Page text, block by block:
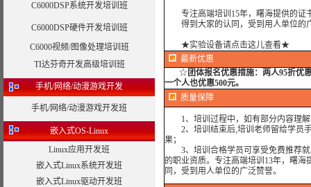
C6000DSP系统开发培训班
C6000DSP硬件开发培训班
C6000视频/图像处理培训班
TI达芬奇开发高级培训班
手机/网络/动漫游戏开发
手机/网络/动漫游戏开发班
嵌入式OS-Linux
Linux应用开发班
嵌入式Linux系统开发班
嵌入式Linux驱动开发班
专注高端培训15年，曙海提供的证
得到大家的认同，受到用人单位的
★实验设备请点击这儿查看★
最新优惠
☆ 团体报名优惠措施： 两人95折优
一个人也优惠500元。
质量保障
1、培训过程中，如有部分内容理解
2、培训结束后,培训老师留给学员手
果；
3、培训合格学员可享受免费推荐就
的职业资质。专注高端培训13年，曙
同，受到用人单位的广泛赞誉。